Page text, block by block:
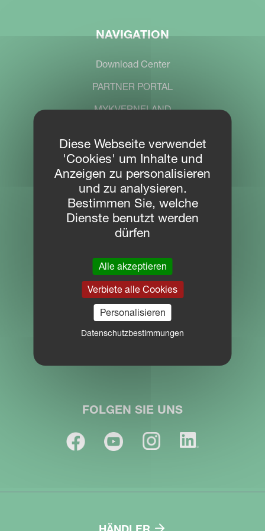
NAVIGATION
Download Center
PARTNER PORTAL
MYKVERNELAND
KONTAKT
Kverneland Group Distribution GmbH
Coesterweg 25
59494 Soest
Tel.: + 49 2921 3699-0
Impressum
FOLGEN SIE UNS
Diese Webseite verwendet
'Cookies' um Inhalte und
Anzeigen zu personalisieren
und zu analysieren.
Bestimmen Sie, welche
Dienste benutzt werden
dürfen
Alle akzeptieren
Verbiete alle Cookies
Personalisieren
Datenschutzbestimmungen